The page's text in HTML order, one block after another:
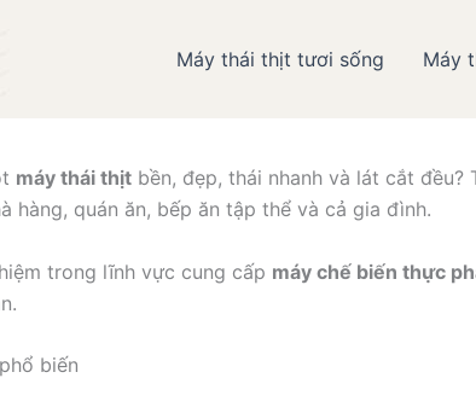
Máy thái thịt tươi sống Máy
các loại Máy thái
máy thái thịt bền, đẹp, thái nhanh và lát cắt
hàng, quán ăn, bếp ăn tập thể và cả gia đình.
trong lĩnh vực cung cấp máy chế biến thực
biến